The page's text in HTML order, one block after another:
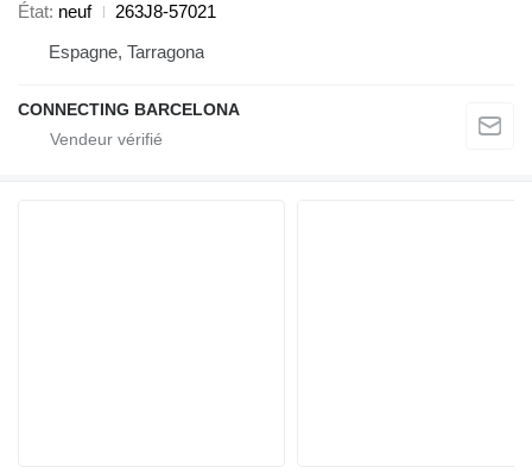
État neuf
263J8-57021
Espagne, Tarragona
CONNECTING BARCELONA